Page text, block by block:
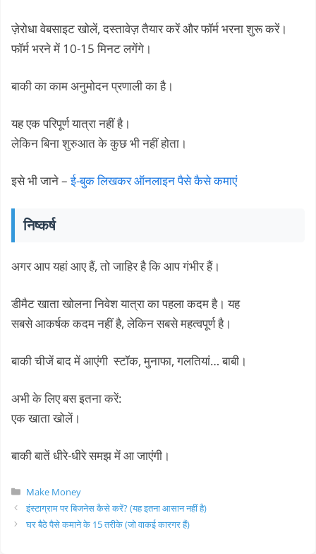
ज़ेरोधा वेबसाइट खोलें, दस्तावेज़ तैयार करें और फॉर्म भरना शुरू करें।
फॉर्म भरने में 10-15 मिनट लगेंगे।
बाकी का काम अनुमोदन प्रणाली का है।
यह एक परिपूर्ण यात्रा नहीं है।
लेकिन बिना शुरुआत के कुछ भी नहीं होता।
इसे भी जाने –ई-बुक लिखकर ऑनलाइन पैसे कैसे कमाएं
निष्कर्ष
अगर आप यहां आए हैं, तो जाहिर है कि आप गंभीर हैं।
डीमैट खाता खोलना निवेश यात्रा का पहला कदम है। यह
सबसे आकर्षक कदम नहीं है, लेकिन सबसे महत्वपूर्ण है।
बाकी चीजें बाद में आएंगी स्टॉक, मुनाफा, गलतियां… बाबी।
अभी के लिए बस इतना करें:
एक खाता खोलें।
बाकी बातें धीरे-धीरे समझ में आ जाएंगी।
Categories
Make Money
इंस्टाग्राम पर बिजनेस कैसे करें? (यह इतना आसान नहीं है)
घर बैठे पैसे कमाने के 15 तरीके (जो वाकई कारगर हैं)